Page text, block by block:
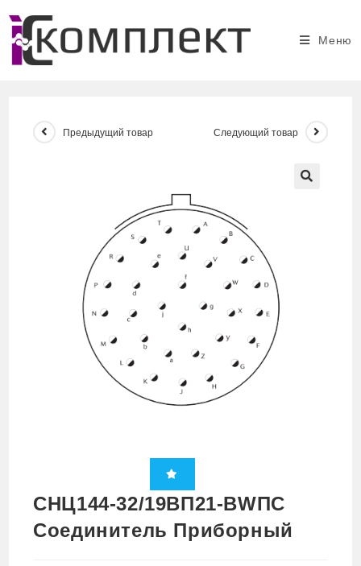
содержимому
Меню
Предыдущий товар Следующий товар
СНЦ144-32/19ВП21-BWПC
Cоединитель Приборный